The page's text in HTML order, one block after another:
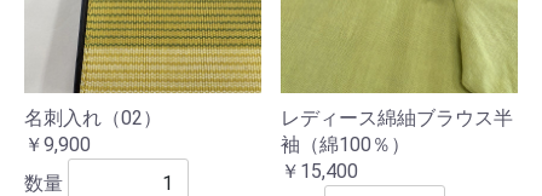
名刺入れ（02）
￥9,900
数量
レディース綿紬ブラウス半
袖（綿100％）
￥15,400